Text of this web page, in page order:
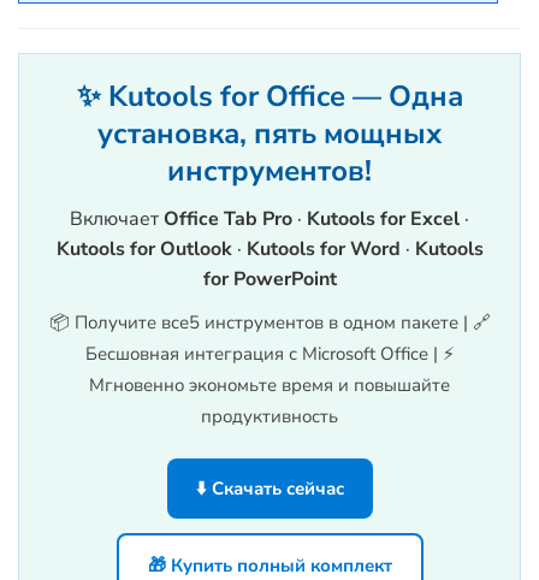
✨ Kutools for Office — Одна
установка, пять мощных
инструментов!
ВключаетOffice Tab Pro · Kutools for Excel ·
Kutools for Outlook· Kutools for Word · Kutools
for PowerPoint
📦 Получите все5 инструментов в одном пакете | 🔗
Бесшовная интеграция с Microsoft Office | ⚡
Мгновенно экономьте время и повышайте
продуктивность
⬇️ Скачать сейчас
🎁 Купить полный комплект